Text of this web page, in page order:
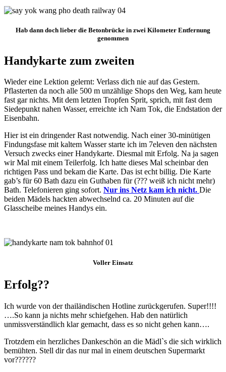
Hab dann doch lieber die Betonbrücke in zwei Kilometer Entfernung
genommen
Handykarte zum zweiten
Wieder eine Lektion gelernt: Verlass dich nie auf das Gestern.
Pflasterten da noch alle 500 m unzählige Shops den Weg, kam heute
fast gar nichts. Mit dem letzten Tropfen Sprit, sprich, mit fast dem
Siedepunkt nahen Wasser, erreichte ich Nam Tok, die Endstation der
Eisenbahn.
Hier ist ein dringender Rast notwendig. Nach einer 30-minütigen
Findungsfase mit kaltem Wasser starte ich im 7eleven den nächsten
Versuch zwecks einer Handykarte. Diesmal mit Erfolg. Na ja sagen
wir Mal mit einem Teilerfolg. Ich hatte dieses Mal scheinbar den
richtigen Pass und bekam die Karte. Das ist echt billig. Die Karte
gab’s für 60 Bath dazu ein Guthaben für (??? weiß ich nicht mehr)
Bath. Telefonieren ging sofort. Nur ins Netz kam ich nicht. Die
beiden Mädels hackten abwechselnd ca. 20 Minuten auf die
Glasscheibe meines Handys ein.
Voller Einsatz
Erfolg??
Ich wurde von der thailändischen Hotline zurückgerufen. Super!!!!
….So kann ja nichts mehr schiefgehen. Hab den natürlich
unmissverständlich klar gemacht, dass es so nicht gehen kann….
Trotzdem ein herzliches Dankeschön an die Mädl`s die sich wirklich
bemühten. Stell dir das nur mal in einem deutschen Supermarkt
vor??????